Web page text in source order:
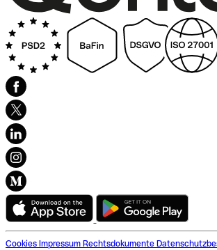
Cookies Impressum Rechtsdokumente